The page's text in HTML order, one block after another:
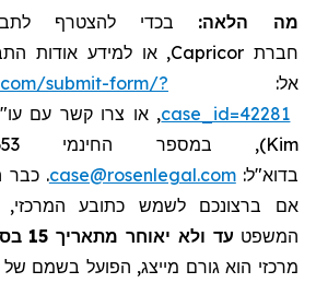
מה הלאה: בכדי להצטרף
חברת Capricor, או למידע אודות
אל: submit-form/?
case_id=42281, או צרו קשר עם
Kim
בדוא"ל:case@rosenlegal.com. כבר
אם ברצונכם לשמש כתובע המרכזי,
המשפט עד ולא יאוחר מתאריך 15
מרכזי הוא גורם מייצג, הפועל בשמם